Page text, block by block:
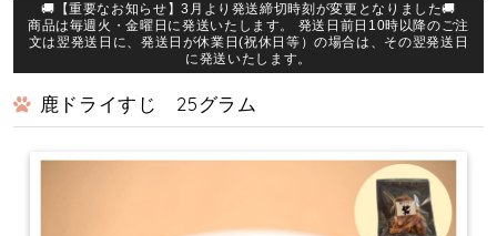
🚚【重要なお知らせ】3月より発送締切時刻が変更となりました🚚
商品は毎週火・金曜日に発送いたします。 発送日前日10時以降のご注
文は翌発送日に、発送日が休業日(祝休日等）の場合は、その翌発送日
に発送いたします。
鹿ドライすじ 25グラム